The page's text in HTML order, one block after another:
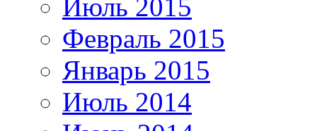
Июль 2015
Февраль 2015
Январь 2015
Июль 2014